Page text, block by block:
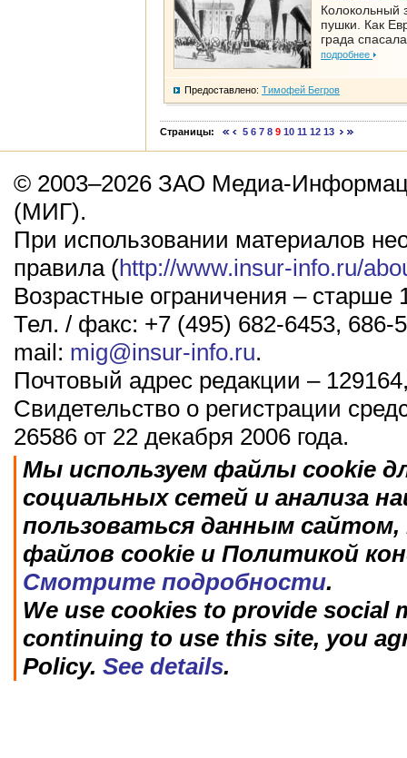
Колокольный
пушки. Как
града
подробнее
Предоставлено: Тимофей Бегров
Страницы: 5 6 7 8 9 10 11 12 13
© 2003–2026 ЗАО Медиа-
(МИГ).
При использовании материалов
правила (http://www.insur-info.ru/
Возрастные ограничения – старше
Тел. / факс: +7 (495) 682-6453, 686-
mail: mig@insur-info.ru.
Почтовый адрес редакции –
Свидетельство о регистрации
26586 от 22 декабря 2006 года.
Мы используем файлы cookie
социальных сетей и анализа
пользоваться данным
файлов cookie и Политикой
Смотрите подробности.
We use cookies to provide social
continuing to use this site, you
Policy. See details.